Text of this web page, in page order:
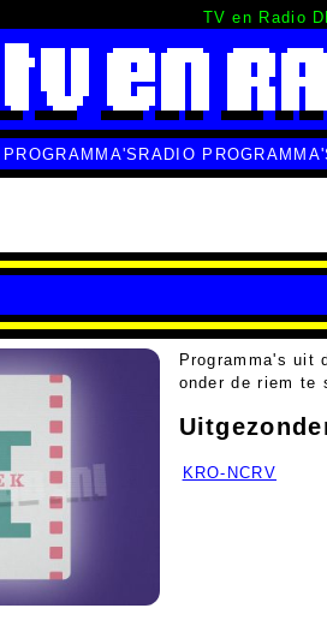
TV en Radio
RADIO
Programma's uit
onder de riem te
KRO-NCRV